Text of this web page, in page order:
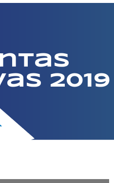
2019